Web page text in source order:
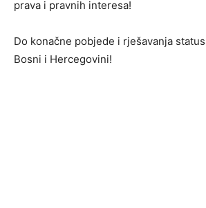
prava i pravnih interesa!
Do konačne pobjede i rješavanja
Bosni i Hercegovini!